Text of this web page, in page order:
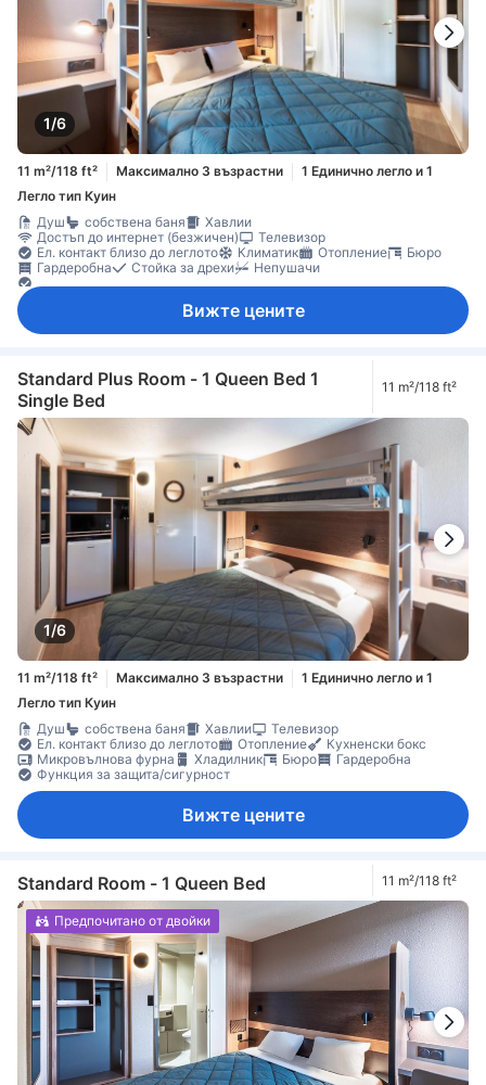
1/6
11 m²/118 ft² Максимално 3 възрастни
1 Единично легло и 1
Легло тип Куин
Душ
собствена баня
Хавлии
Достъп до интернет (безжичен)
Телевизор
Ел. контакт близо до леглото
Климатик Отопление
Бюро
Гардеробна
Стойка за дрехи
Непушачи
Вижте цените
Standard Plus Room - 1 Queen Bed 1
Single Bed
11 m²/118 ft²
1/6
11 m²/118 ft² Максимално 3 възрастни
1 Единично легло и 1
Легло тип Куин
Душ
собствена баня Хавлии
Телевизор
Ел. контакт близо до леглото
Отопление
Кухненски бокс
Микровълнова фурна
Хладилник Бюро
Гардеробна
Функция за защита/сигурност
Вижте цените
Standard Room - 1 Queen Bed 11 m²/118 ft²
Предпочитано от двойки